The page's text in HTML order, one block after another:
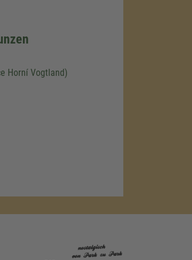
Horní Vogtland)